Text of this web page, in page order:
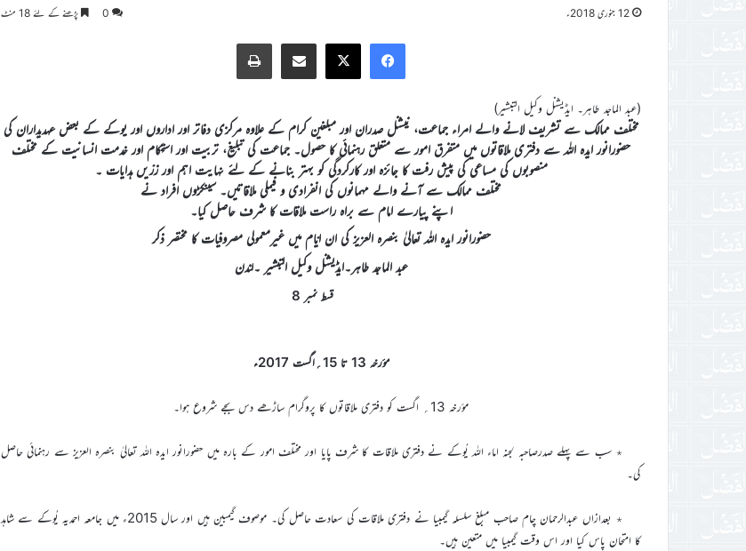
12 جنوری 2018ء 0 پڑھنے کے لئے 18 منٹ
Facebook
X
Share via Email
Print
(عبد الماجد طاہر۔ ایڈیشنل وکیل التبشیر)
مختلف ممالک سے تشریف لانے والے امراء جماعت، نیشنل صدران اور مبلغین کرام کے علاوہ مرکزی دفاتر اور اداروں اور یوکے کے بعض عہدیداران کی
حضورانور ایدہ اللہ سے دفتری ملاقاتوں میں متفرق امور سے متعلق رہنمائی کا حصول۔ جماعت کی تبلیغ، تربیت اور استحکام اور خدمت انسانیت کے مختلف
منصوبوں کی مساعی کی پیش رفت کا جائزہ اور کارکردگی کو بہتر بنانے کے لئے نہایت اہم اور زرّیں ہدایات ۔
مختلف ممالک سے آنے والے مہمانوں کی انفرادی و فیملی ملاقاتیں۔ سینکڑوں افراد نے
اپنے پیارے امام سے براہ راست ملاقات کا شرف حاصل کیا۔
حضورانور ایدہ اللہ تعالیٰ بنصرہ العزیز کی ان ایّام میں غیرمعمولی مصروفیات کا مختصر ذکر
عبد الماجد طاہر۔ایڈیشنل وکیل التبشیر ۔لندن
قسط نمبر 8
مؤرخہ 13 تا 15؍اگست 2017ء
مؤرخہ 13؍ اگست کو دفتری ملاقاتوں کا پروگرام ساڑھے دس بجے شروع ہوا۔
٭ سب سے پہلے صدرصاحبہ لجنہ اماء اللہ یُوکے نے دفتری ملاقات کا شرف پایا اور مختلف امور کے بارہ میں حضورانور ایدہ اللہ تعالیٰ بنصرہ العزیز سے رہنمائی حاصل
کی۔
٭ بعدازاں عبدالرحمان چام صاحب مبلغ سلسلہ گیمبیا نے دفتری ملاقات کی سعادت حاصل کی۔ موصوف گیمبین ہیں اور سال 2015ء میں جامعہ احمدیہ یُوکے سے شاہد
کا امتحان پاس کیا اور اس وقت گیمبیا میں متعین ہیں۔